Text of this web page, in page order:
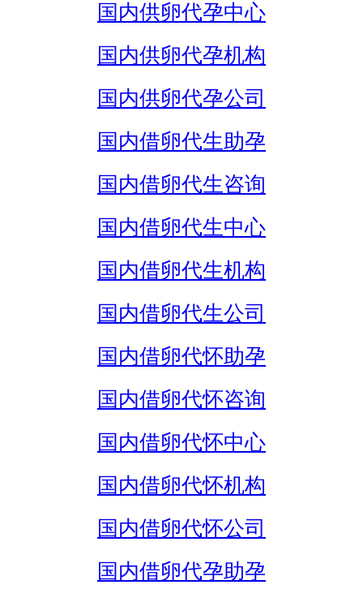
国内供卵代孕中心
国内供卵代孕机构
国内供卵代孕公司
国内借卵代生助孕
国内借卵代生咨询
国内借卵代生中心
国内借卵代生机构
国内借卵代生公司
国内借卵代怀助孕
国内借卵代怀咨询
国内借卵代怀中心
国内借卵代怀机构
国内借卵代怀公司
国内借卵代孕助孕